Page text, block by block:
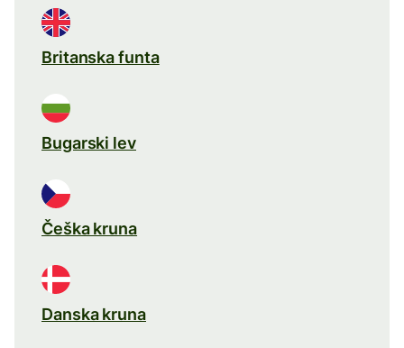
Britanska funta
Bugarski lev
Češka kruna
Danska kruna